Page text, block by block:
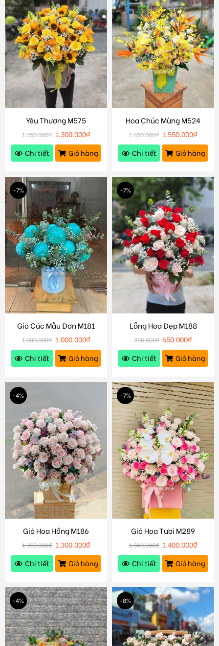
Yêu Thương M575
1.350.000₫ 1.300.000₫
Chi tiết
Giỏ hàng
Hoa Chúc Mừng M524
1.650.000₫ 1.550.000₫
Chi tiết
Giỏ hàng
-7%
Giỏ Cúc Mẫu Đơn M181
1.080.000₫ 1.000.000₫
Chi tiết
Giỏ hàng
-7%
Lẵng Hoa Đẹp M188
700.000₫ 650.000₫
Chi tiết
Giỏ hàng
-4%
Giỏ Hoa Hồng M186
1.350.000₫ 1.300.000₫
Chi tiết
Giỏ hàng
-7%
Giỏ Hoa Tươi M289
1.500.000₫ 1.400.000₫
Chi tiết
Giỏ hàng
-4% -8%